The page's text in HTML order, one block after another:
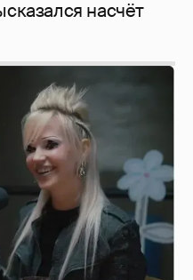
о съёмках для
3